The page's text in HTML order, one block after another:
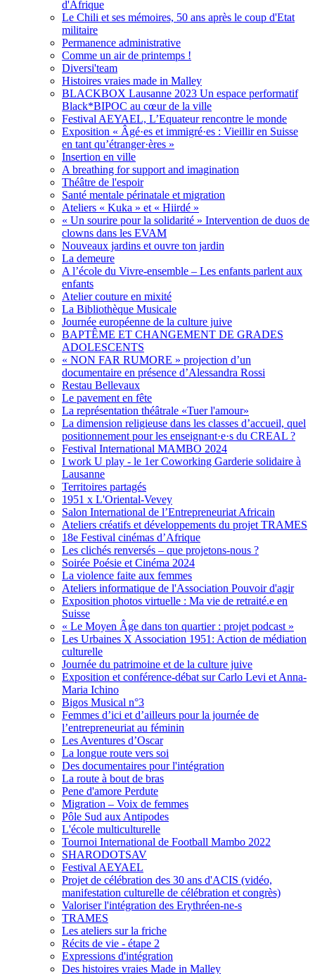
d'Afrique
Le Chili et ses mémoires, 50 ans après le coup d'Etat
militaire
Permanence administrative
Comme un air de printemps !
Diversi'team
Histoires vraies made in Malley
BLACKBOX Lausanne 2023 Un espace performatif
Black*BIPOC au cœur de la ville
Festival AEYAEL, L’Equateur rencontre le monde
Exposition « Âgé·es et immigré·es : Vieillir en Suisse
en tant qu’étranger·ères »
Insertion en ville
A breathing for support and imagination
Théâtre de l'espoir
Santé mentale périnatale et migration
Ateliers « Kuka » et « Hiirdé »
« Un sourire pour la solidarité » Intervention de duos de
clowns dans les EVAM
Nouveaux jardins et ouvre ton jardin
La demeure
A l’école du Vivre-ensemble – Les enfants parlent aux
enfants
Atelier couture en mixité
La Bibliothèque Musicale
Journée européenne de la culture juive
BAPTÊME ET CHANGEMENT DE GRADES
ADOLESCENTS
« NON FAR RUMORE » projection d’un
documentaire en présence d’Alessandra Rossi
Restau Bellevaux
Le pavement en fête
La représentation théâtrale «Tuer l'amour»
La dimension religieuse dans les classes d’accueil, quel
positionnement pour les enseignant·e·s du CREAL ?
Festival International MAMBO 2024
I work U play - le 1er Coworking Garderie solidaire à
Lausanne
Territoires partagés
1951 x L'Oriental-Vevey
Salon International de l’Entrepreneuriat Africain
Ateliers créatifs et développements du projet TRAMES
18e Festival cinémas d’Afrique
Les clichés renversés – que projetons-nous ?
Soirée Poésie et Cinéma 2024
La violence faite aux femmes
Ateliers informatique de l'Association Pouvoir d'agir
Exposition photos virtuelle : Ma vie de retraité.e en
Suisse
« Le Moyen Âge dans ton quartier : projet podcast »
Les Urbaines X Association 1951: Action de médiation
culturelle
Journée du patrimoine et de la culture juive
Exposition et conférence-débat sur Carlo Levi et Anna-
Maria Ichino
Bigos Musical n°3
Femmes d’ici et d’ailleurs pour la journée de
l’entrepreneuriat au féminin
Les Aventures d’Oscar
La longue route vers soi
Des documentaires pour l'intégration
La route à bout de bras
Pene d'amore Perdute
Migration – Voix de femmes
Pôle Sud aux Antipodes
L'école multiculturelle
Tournoi International de Football Mambo 2022
SHARODOTSAV
Festival AEYAEL
Projet de célébration des 30 ans d'ACIS (vidéo,
manifestation culturelle de célébration et congrès)
Valoriser l'intégration des Erythréen-ne-s
TRAMES
Les ateliers sur la friche
Récits de vie - étape 2
Expressions d'intégration
Des histoires vraies Made in Malley